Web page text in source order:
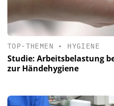
TOP-THEMEN • HYGIENE
Studie: Arbeitsbelastung
zur Händehygiene